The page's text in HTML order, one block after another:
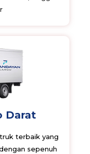
Darat
terbaik yang
sepenuh